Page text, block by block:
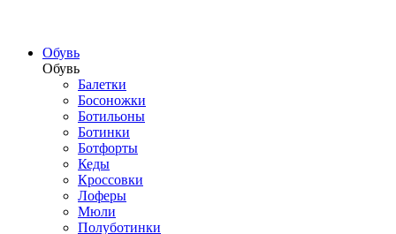
Обувь
Обувь
Балетки
Босоножки
Ботильоны
Ботинки
Ботфорты
Кеды
Кроссовки
Лоферы
Мюли
Полуботинки